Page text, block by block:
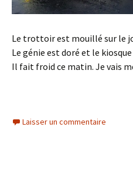
Le trottoir est mouillé sur le
Le génie est doré et le
Il fait froid ce matin. Je vais
Laisser un commentaire